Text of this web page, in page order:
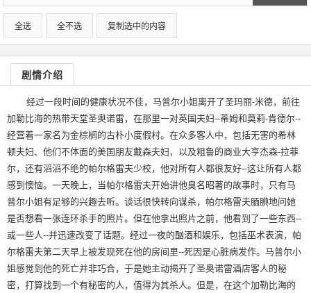
全选 全不选 复制选中的内容
剧情介绍
经过一段时间的健康状况不佳，马普尔小姐离开了圣玛丽-米德，前往
加勒比海的热带天堂圣奥诺雷，在那里一对英国夫妇--蒂姆和莫莉-肯德尔--
经营着一家名为金棕榈的古朴小度假村。在众多客人中，包括无害的希林
顿夫妇、他们不体面的美国朋友戴森夫妇，以及粗鲁的商业大亨杰森-拉菲
尔，还有滔滔不绝的帕尔格雷夫少校，他对所有人都很友好--这让所有人都
感到懊恼。一天晚上，当帕尔格雷夫开始讲他臭名昭著的故事时，只有马
普尔小姐有足够的兴趣去听。谈话很快转向谋杀，帕尔格雷夫腼腆地问她
是否想看一张连环杀手的照片。但在他拿出照片之前，他看到了一些东西--
或一些人--并迅速改变了话题。经过一夜的酗酒和娱乐，包括巫术表演，帕
尔格雷夫第二天早上被发现死在他的房间里--死因是心脏病发作。马普尔小
姐感觉到他的死亡并非巧合，于是她主动揭开了圣奥诺雷酒店客人的秘
密，打算找到一个有秘密的人，值得为其杀人。但是，在这个加勒比海的